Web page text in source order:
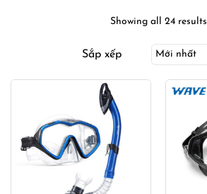
Showing all 24 results
Sắp xếp